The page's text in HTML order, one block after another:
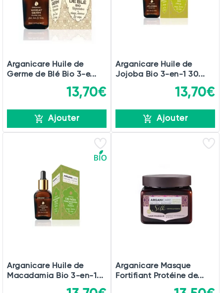
Arganicare Huile de
Germe de Blé Bio 3-e...
13,70€
Ajouter
Arganicare Huile de
Jojoba Bio 3-en-1 30...
13,70€
Ajouter
Arganicare Huile de
Macadamia Bio 3-en-1...
Arganicare Masque
Fortifiant Protéine de...